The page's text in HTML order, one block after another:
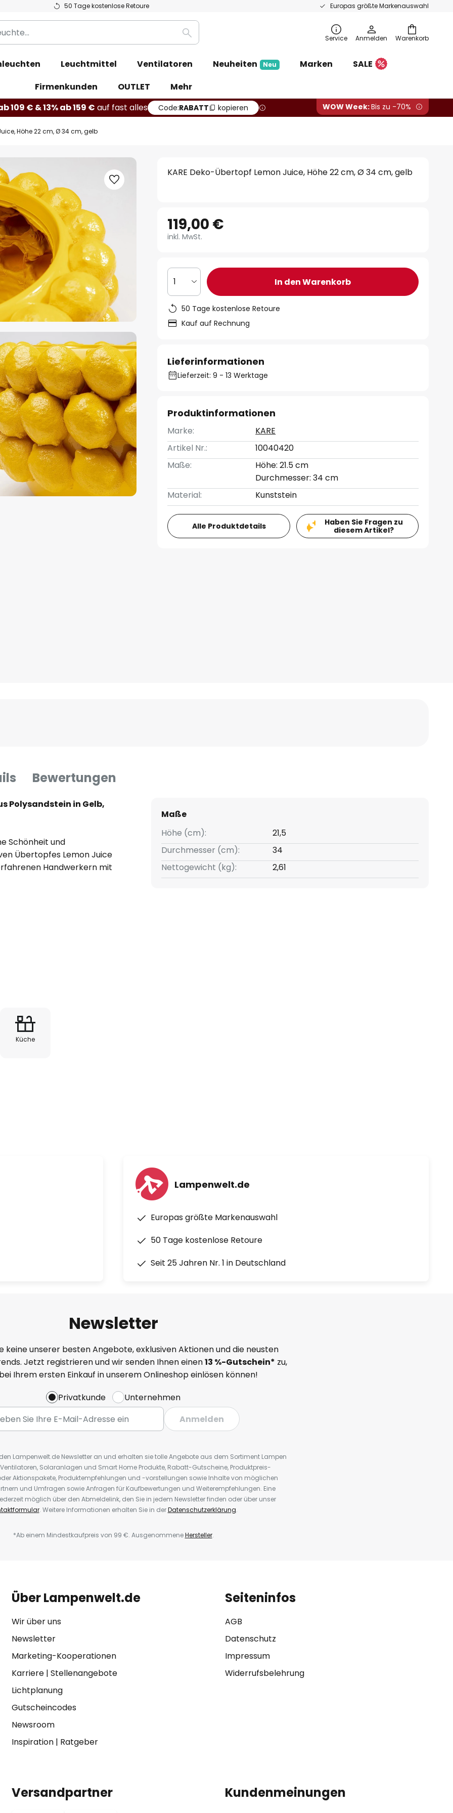
50 Tage kostenlose Retoure Europas größte Markenauswahl
Warenkorb
Suche Service Anmelden
Leuchtmittel Ventilatoren Neuheiten Neu Marken
SALE
Firmenkunden
OUTLET
Mehr
109 € & 13% ab 159 € auf fast alles Code:RABATT kopieren WOW Week:Bis zu -70%
Höhe 22 cm, Ø 34 cm, gelb
KARE Deko-Übertopf Lemon Juice, Höhe 22 cm, Ø 34 cm, gelb
119,00 €
inkl. MwSt.
1 In den Warenkorb
50 Tage kostenlose Retoure
Kauf auf Rechnung
Lieferinformationen
Lieferzeit: 9 - 13 Werktage
Produktinformationen
Marke:
KARE
Artikel Nr.:
10040420
Maße:
Höhe: 21.5 cm
Durchmesser: 34 cm
Material:
Kunststein
Alle Produktdetails
Haben Sie Fragen zu
diesem Artikel?
Bewertungen
Polysandstein in Gelb,
Schönheit und
Übertopfes Lemon Juice
Handwerkern mit
Küche
Maße
Höhe (cm):
21,5
Durchmesser (cm):
34
Nettogewicht (kg):
2,61
Lampenwelt.de
Europas größte Markenauswahl
50 Tage kostenlose Retoure
Seit 25 Jahren Nr. 1 in Deutschland
Newsletter
keine unserer besten Angebote, exklusiven Aktionen und die neusten
Jetzt registrieren und wir senden Ihnen einen13 %-Gutschein* zu,
Ihrem ersten Einkauf in unserem Onlineshop einlösen können!
Privatkunde
Unternehmen
Anmelden
Lampenwelt.de Newsletter an und erhalten sie tolle Angebote aus dem Sortiment Lampen
Solaranlagen und Smart Home Produkte, Rabatt-Gutscheine, Produktpreis-
Aktionspakete, Produktempfehlungen und -vorstellungen sowie Inhalte von möglichen
und Umfragen sowie Anfragen für Kaufbewertungen und Weiterempfehlungen. Eine
möglich über den Abmeldelink, den Sie in jedem Newsletter finden oder über unser
. Weitere Informationen erhalten Sie in derDatenschutzerklärung.
*Ab einem Mindestkaufpreis von 99 €. AusgenommeneHersteller.
Über Lampenwelt.de
Wir über uns
Newsletter
Marketing-Kooperationen
Karriere| Stellenangebote
Lichtplanung
Gutscheincodes
Newsroom
Inspiration| Ratgeber
Seiteninfos
AGB
Datenschutz
Impressum
Widerrufsbelehrung
Versandpartner Kundenmeinungen